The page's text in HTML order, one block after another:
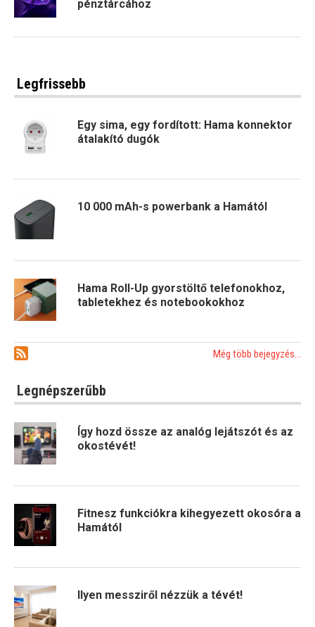
pénztárcához
Legfrissebb
Egy sima, egy fordított: Hama konnektor
átalakító dugók
10 000 mAh-s powerbank a Hamától
Hama Roll-Up gyorstöltő telefonokhoz,
tabletekhez és notebookokhoz
Még több bejegyzés...
Legnépszerűbb
Így hozd össze az analóg lejátszót és az
okostévét!
Fitnesz funkciókra kihegyezett okosóra a
Hamától
Ilyen messziről nézzük a tévét!